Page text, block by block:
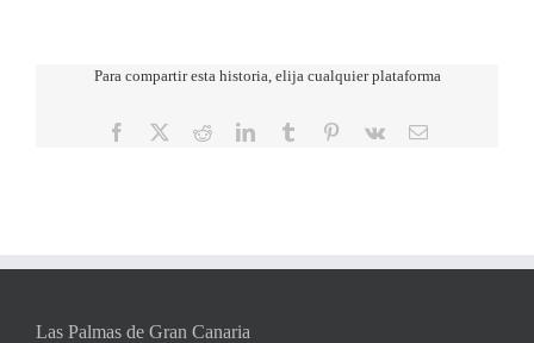
Para compartir esta historia, elija cualquier plataforma
Facebook RedditLinkedInTumblr Pinterest
Vk
Correo
Las Palmas de Gran Canaria